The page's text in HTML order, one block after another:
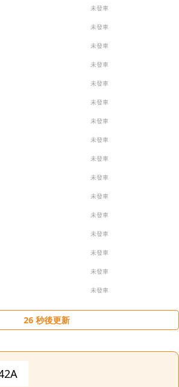
未發車
未發車
未發車
未發車
未發車
未發車
未發車
未發車
未發車
未發車
未發車
未發車
未發車
未發車
未發車
未發車
25 秒後更新